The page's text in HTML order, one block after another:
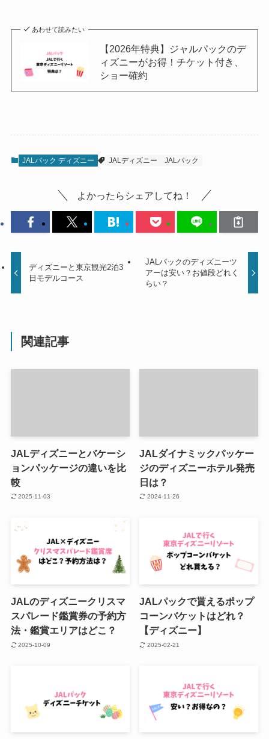
あわせて読みたい
【2026年特典】ジャルパックのデ
ィズニーがお得！チケット付き、
ショー確約
JALパック ディズニー JALディズニー JALパック
よかったらシェアしてね！
ディズニーと東京観光2泊3
日モデルコース
JALパックのディズニーツ
アーは安い？お値段どれく
らい？
関連記事
JALディズニーとバケーシ
ョンパッケージの違いを比
較
2025-11-03
JALダイナミックパッケー
ジのディズニーホテル発売
日は？
2024-11-26
JALのディズニークリスマ
スパレード鑑賞券の予約方
法・鑑賞エリアはどこ？
2025-10-09
JALパックで貰えるポップ
コーンバケットはどれ？
【ディズニー】
2025-02-21